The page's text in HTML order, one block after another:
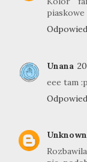
piaskowe
Unana
eee tam
Unknown